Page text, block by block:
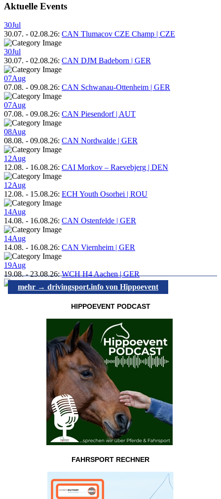
Aktuelle Events
30Jul
30.07. - 02.08.26: CAN Tlumacov CZE Champ | CZE
30Jul
30.07. - 02.08.26: CAN DJM Badeborn | GER
07Aug
07.08. - 09.08.26: CAN Schwanau-Ottenheim | GER
07Aug
07.08. - 09.08.26: CAN Piesendorf | AUT
08Aug
08.08. - 09.08.26: CAN Nordwalde | GER
12Aug
12.08. - 16.08.26: CAI Morkov – Raevebjerg | DEN
12Aug
12.08. - 15.08.26: ECH Youth Osorhei | ROU
14Aug
14.08. - 16.08.26: CAN Ostenfelde | GER
14Aug
14.08. - 16.08.26: CAN Viernheim | GER
19Aug
19.08.-23.08.26:WCH H4 Aachen | GER
mehr → drivingsport.info von Hippoevent
HIPPOEVENT PODCAST
FAHRSPORT RECHNER